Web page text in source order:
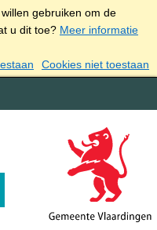
gebruiken om de
u dit toe? Meer informatie
Cookies niet toestaan